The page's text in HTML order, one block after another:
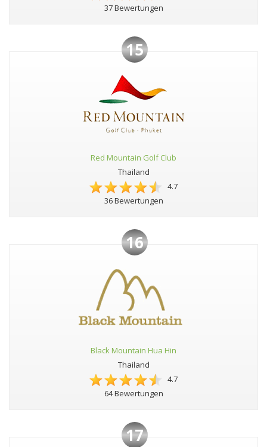
37 Bewertungen
15
Red Mountain Golf Club
Thailand
4.7
36 Bewertungen
16
Black Mountain Hua Hin
Thailand
4.7
64 Bewertungen
17